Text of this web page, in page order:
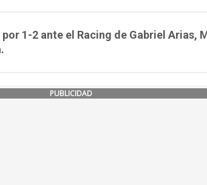
1-2 ante el Racing de Gabriel Arias,
PUBLICIDAD